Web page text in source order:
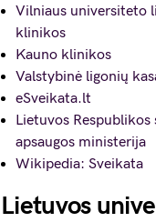
Vilniaus universiteto
klinikos
Kauno klinikos
Valstybinė ligonių
eSveikata.lt
Lietuvos Respublikos
apsaugos ministerija
Wikipedia: Sveikata
Lietuvos